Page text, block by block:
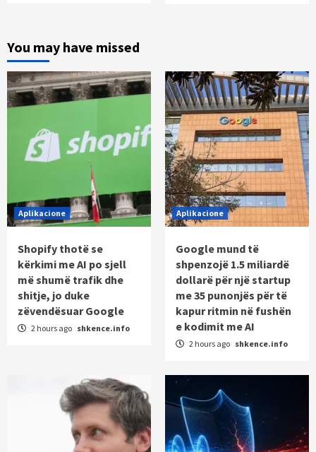
You may have missed
Aplikacione
Shopify thotë se
kërkimi me AI po sjell
më shumë trafik dhe
shitje, jo duke
zëvendësuar Google
2 hours ago shkence.info
Aplikacione
Google mund të
shpenzojë 1.5 miliardë
dollarë për një startup
me 35 punonjës për të
kapur ritmin në fushën
e kodimit me AI
2 hours ago shkence.info